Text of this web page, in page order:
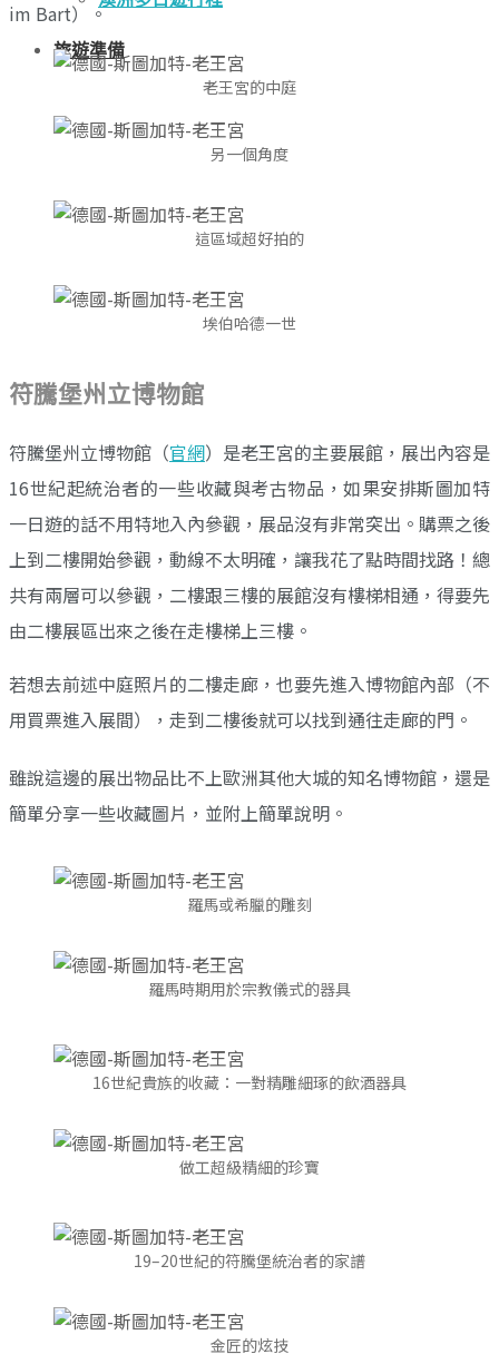
旅遊準備
im Bart）。
老王宮的中庭
另一個角度
這區域超好拍的
埃伯哈德一世
符騰堡州立博物館
符騰堡州立博物館（官網）是老王宮的主要展館，展出內容是
16世紀起統治者的一些收藏與考古物品，如果安排斯圖加特
一日遊的話不用特地入內參觀，展品沒有非常突出。購票之後
上到二樓開始參觀，動線不太明確，讓我花了點時間找路！總
共有兩層可以參觀，二樓跟三樓的展館沒有樓梯相通，得要先
由二樓展區出來之後在走樓梯上三樓。
若想去前述中庭照片的二樓走廊，也要先進入博物館內部（不
用買票進入展間），走到二樓後就可以找到通往走廊的門。
雖說這邊的展出物品比不上歐洲其他大城的知名博物館，還是
簡單分享一些收藏圖片，並附上簡單說明。
羅馬或希臘的雕刻
羅馬時期用於宗教儀式的器具
16世紀貴族的收藏：一對精雕細琢的飲酒器具
做工超級精細的珍寶
19–20世紀的符騰堡統治者的家譜
金匠的炫技